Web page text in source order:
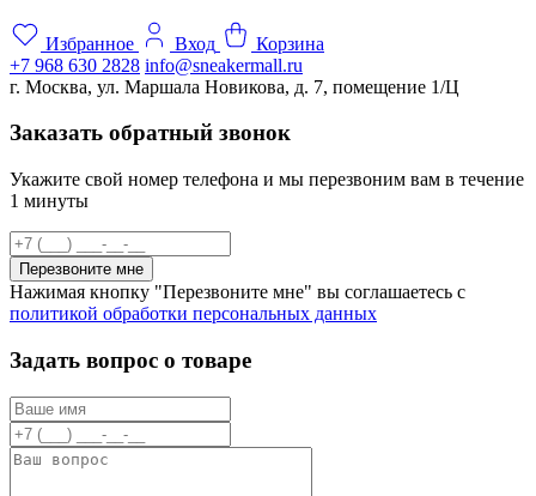
Избранное Вход
Корзина
+7 968 630 2828 info@sneakermall.ru
г. Москва, ул. Маршала Новикова, д. 7, помещение 1/Ц
Заказать обратный звонок
Укажите свой номер телефона и мы перезвоним вам в течение
1 минуты
Перезвоните мне
Нажимая кнопку "Перезвоните мне" вы соглашаетесь с
политикой обработки персональных данных
Задать вопрос о товаре